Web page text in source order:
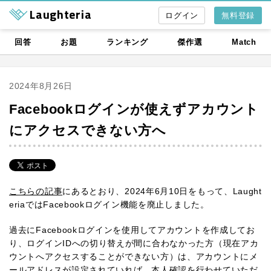
Laughteria 無料登録
回答 お題 ランキング 傑作選 Match
2024年8月26日
Facebookログインが使えずアカウント
にアクセスできない方へ
こちらの記事にあるとおり、2024年6月10日をもって、Laught
eriaではFacebookログイン機能を廃止しました。
過去にFacebookログインを使用してアカウントを作成してお
り、ログインIDへの切り替えが間に合わなかった方（現在アカ
ウントへアクセスすることができない方）は、アカウントにメ